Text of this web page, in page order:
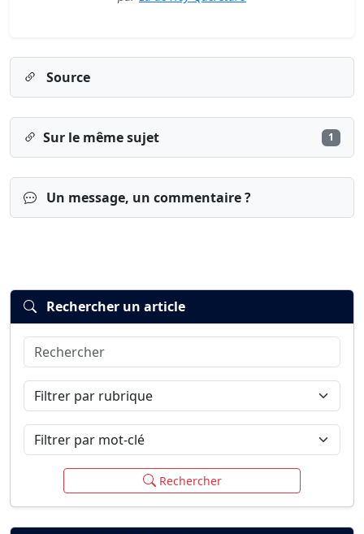
Source
Sur le même sujet 1
Un message, un commentaire ?
Connexion
Rechercher un article
Rechercher
Filtrer par rubrique
Filtrer par mot-clé
Rechercher